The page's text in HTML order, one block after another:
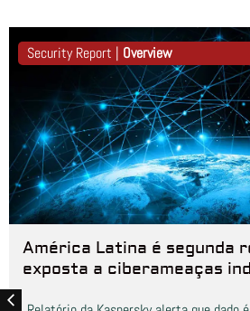
Security Report | Overview
América Latina é segunda
exposta a ciberameaças